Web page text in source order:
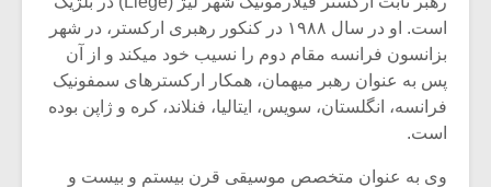
است. او در سال ۱۹۸۸ در کنکور رهبری ارکستر، در شهر
بزانسون فرانسه مقام دوم را نسیب خود میکند و از آن
پس به عنوان رهبر میهمان، همکار ارکسترهای سمفونیک
فرانسه، انگلستان، سویس، ایتالیا، فنلاند، کره و ژاپن بوده
است.
وی به عنوان متخصص موسیقی قرن بیستم و بیست و